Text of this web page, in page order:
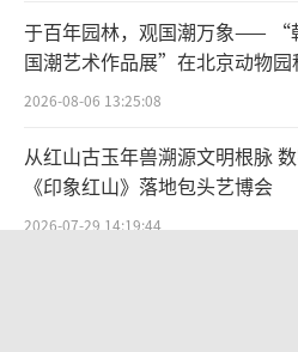
活、技巧同步进行”，“
位一体”教学体系创建过
个难得的机遇，影响了
导向。从此她坚持而毫
道上走下去。
于百年园林，观国潮万象—— “乾象·
国潮艺术作品展”在北京动物园
机动展厅开展
2026-08-06 13:25:08
从红山古玉年兽溯源文明根脉
《印象红山》落地包头艺博会
2026-07-29 14:19:44